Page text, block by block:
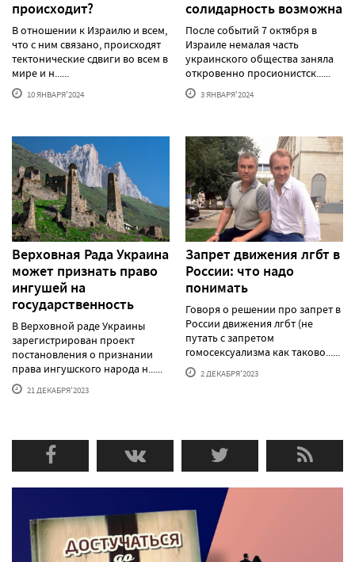
происходит?
В отношении к Израилю и всем,
что с ним связано, происходят
тектонические сдвиги во всем в
мире и н......
10 ЯНВАРЯ'2024
солидарность возможна
После событий 7 октября в
Израиле немалая часть
украинского общества заняла
откровенно просионистск......
3 ЯНВАРЯ'2024
Верховная Рада Украина
может признать право
ингушей на
государственность
В Верховной раде Украины
зарегистрирован проект
постановления о признании
права ингушского народа н......
21 ДЕКАБРЯ'2023
Запрет движения лгбт в
России: что надо
понимать
Говоря о решении про запрет в
России движения лгбт (не
путать с запретом
гомосексуализма как таково......
2 ДЕКАБРЯ'2023